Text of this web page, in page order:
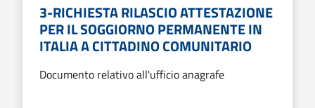
3-RICHIESTA RILASCIO ATTESTAZIONE
PER IL SOGGIORNO PERMANENTE IN
ITALIA A CITTADINO COMUNITARIO
Documento relativo all'ufficio anagrafe